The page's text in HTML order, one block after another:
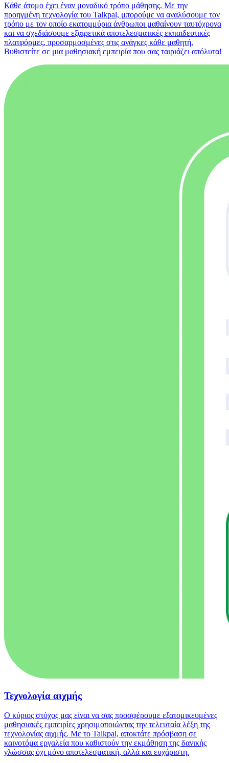
Κάθε άτομο έχει έναν μοναδικό τρόπο μάθησης. Με την
προηγμένη τεχνολογία του Talkpal, μπορούμε να αναλύσουμε τον
τρόπο με τον οποίο εκατομμύρια άνθρωποι μαθαίνουν ταυτόχρονα
και να σχεδιάσουμε εξαιρετικά αποτελεσματικές εκπαιδευτικές
πλατφόρμες, προσαρμοσμένες στις ανάγκες κάθε μαθητή.
Βυθιστείτε σε μια μαθησιακή εμπειρία που σας ταιριάζει απόλυτα!
Τεχνολογία αιχμής
Ο κύριος στόχος μας είναι να σας προσφέρουμε εξατομικευμένες
μαθησιακές εμπειρίες χρησιμοποιώντας την τελευταία λέξη της
τεχνολογίας αιχμής. Με το Talkpal, αποκτάτε πρόσβαση σε
καινοτόμα εργαλεία που καθιστούν την εκμάθηση της δανικής
γλώσσας όχι μόνο αποτελεσματική, αλλά και ευχάριστη.